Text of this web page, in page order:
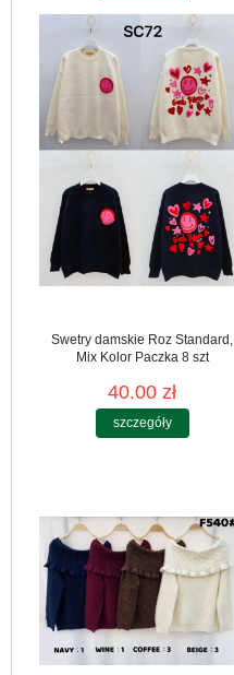
Swetry damskie Roz Standard,
Mix Kolor Paczka 8 szt
40.00 zł
szczegóły